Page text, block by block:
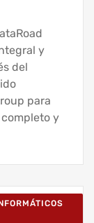
y
del
para
y